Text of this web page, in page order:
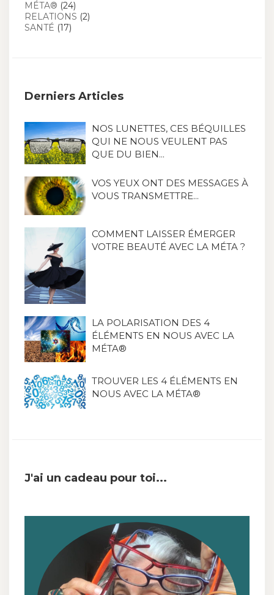
MÉTA® (24)
RELATIONS (2)
SANTÉ (17)
Derniers Articles
NOS LUNETTES, CES BÉQUILLES
QUI NE NOUS VEULENT PAS
QUE DU BIEN...
VOS YEUX ONT DES MESSAGES À
VOUS TRANSMETTRE...
COMMENT LAISSER ÉMERGER
VOTRE BEAUTÉ AVEC LA MÉTA ?
LA POLARISATION DES 4
ÉLÉMENTS EN NOUS AVEC LA
MÉTA®
TROUVER LES 4 ÉLÉMENTS EN
NOUS AVEC LA MÉTA®
J'ai un cadeau pour toi...